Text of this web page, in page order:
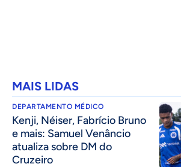
MAIS LIDAS
DEPARTAMENTO MÉDICO
Kenji, Néiser, Fabrício Bruno
e mais: Samuel Venâncio
atualiza sobre DM do
Cruzeiro